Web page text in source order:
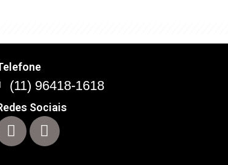
(11) 96418-1618
Sociais